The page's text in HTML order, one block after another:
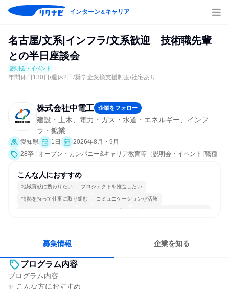
インターン＆キャリア
名古屋/文系|インフラ/文系歓迎 技術職先輩
との半日座談会
説明会・イベント
年間休日130日/週休2日/奨学金変換支援制度/社宅あり
株式会社中電工 企業をフォロー
建設・土木、電力・ガス・水道・エネルギー、インフ
ラ・鉱業
愛知県 1日
2026年8月・9月
28卒 | オープン・カンパニー&キャリア教育等（説明会・イベント [職種
こんな人におすすめ
地域貢献に携わりたい プロジェクトを推進したい
情熱を持って仕事に取り組む コミュニケーションが活発
常に新しいものに挑戦 チームワークを重視 女性が働きやすい環境で働ける
募集情報 企業を知る
プログラム内容
プログラム内容
✨ こんな方におすすめ